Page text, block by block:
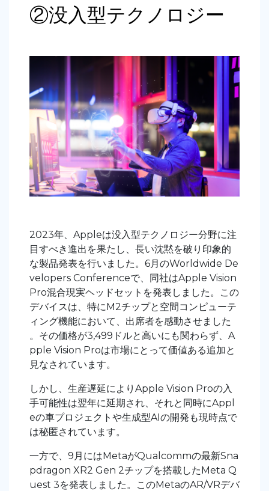
②没入型テクノロジー
2023年、Appleは没入型テクノロジー分野に注
目すべき進出を果たし、長い沈黙を破り印象的
な製品発表を行いました。6月のWorldwide De
velopers Conferenceで、同社はApple Vision
Pro混合現実ヘッドセットを発表しました。この
デバイスは、特にM2チップと空間コンピューテ
ィング機能において、出席者を感動させました
。その価格が3,499ドルと高いにも関わらず、A
pple Vision Proは市場にとって価値ある追加と
見なされています。
しかし、生産遅延によりApple Vision Proの入
手可能性は翌年に延期され、それと同時にAppl
eの車プロジェクトや生成型AIの開発も現時点で
は秘匿されています。
一方で、9月にはMetaがQualcommの最新Sna
pdragon XR2 Gen 2チップを搭載したMeta Q
uest 3を発表しました。このMetaのAR/VRデバ